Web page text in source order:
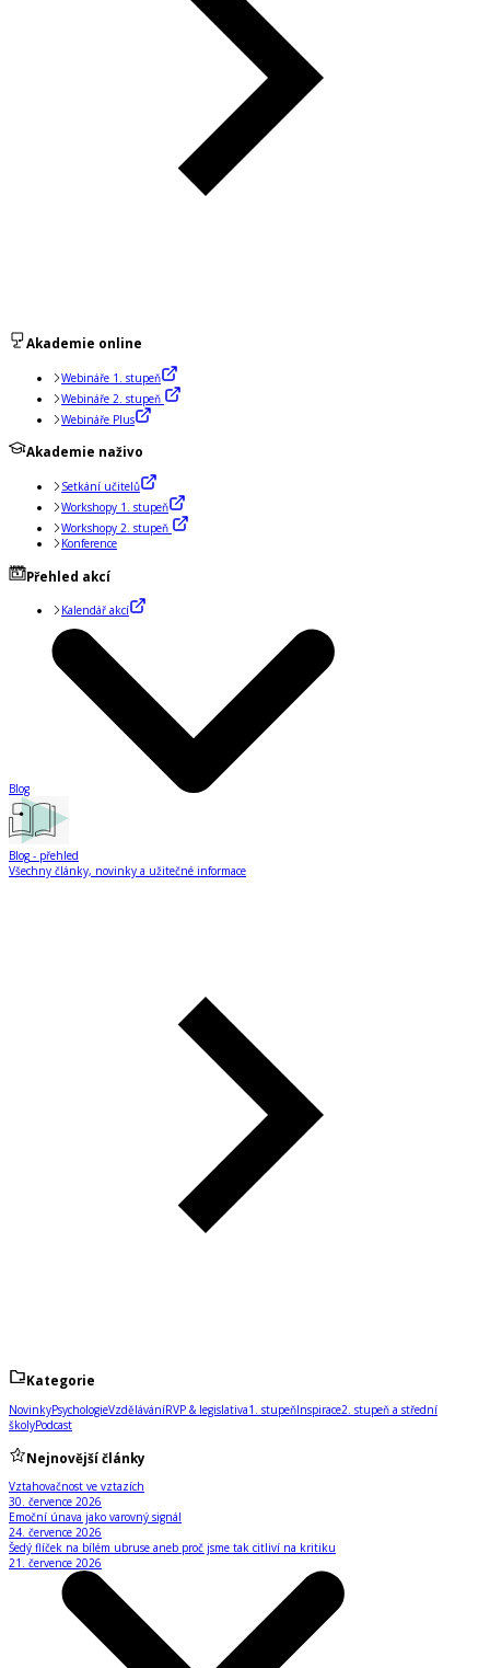
Akademie online
Webináře 1. stupeň
Webináře 2. stupeň
Webináře Plus
Akademie naživo
Setkání učitelů
Workshopy 1. stupeň
Workshopy 2. stupeň
Konference
Přehled akcí
Kalendář akcí
Blog
Blog - přehled
Všechny články, novinky a užitečné informace
Kategorie
NovinkyPsychologieVzděláváníRVP & legislativa1. stupeňInspirace2. stupeň a střední
školyPodcast
Nejnovější články
Vztahovačnost ve vztazích
30. července 2026
Emoční únava jako varovný signál
24. července 2026
Šedý flíček na bílém ubruse aneb proč jsme tak citliví na kritiku
21. července 2026